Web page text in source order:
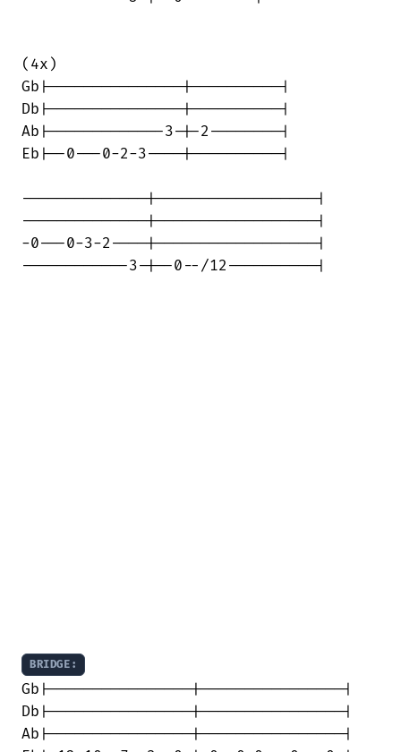
(4x)
Gb|---------------|----------|
Db|---------------|----------|
Ab|-------------3-|-2--------|
Eb|--0---0-2-3----|----------|
--------------|------------------|
--------------|------------------|
-0---0-3-2----|------------------|
------------3-|--0--/12----------|
BRIDGE:
Gb|----------------|----------------|
Db|----------------|----------------|
Ab|----------------|----------------|